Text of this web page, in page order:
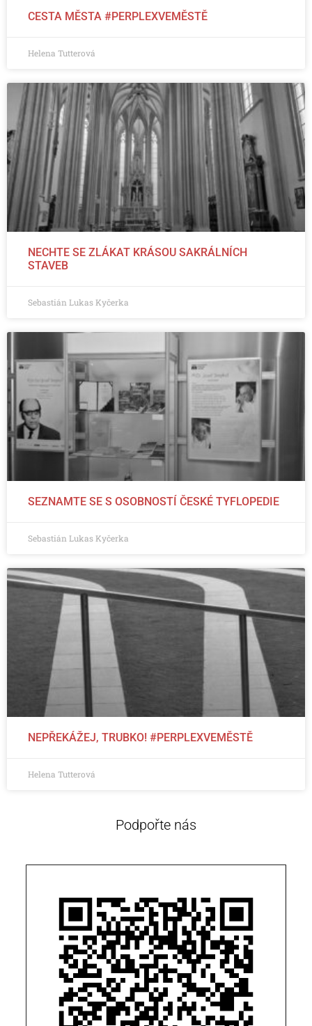
CESTA MĚSTA #PERPLEXVEMĚSTĚ
Helena Tutterová
NECHTE SE ZLÁKAT KRÁSOU SAKRÁLNÍCH
STAVEB
Sebastián Lukas Kyčerka
SEZNAMTE SE S OSOBNOSTÍ ČESKÉ TYFLOPEDIE
Sebastián Lukas Kyčerka
NEPŘEKÁŽEJ, TRUBKO! #PERPLEXVEMĚSTĚ
Helena Tutterová
Podpořte nás